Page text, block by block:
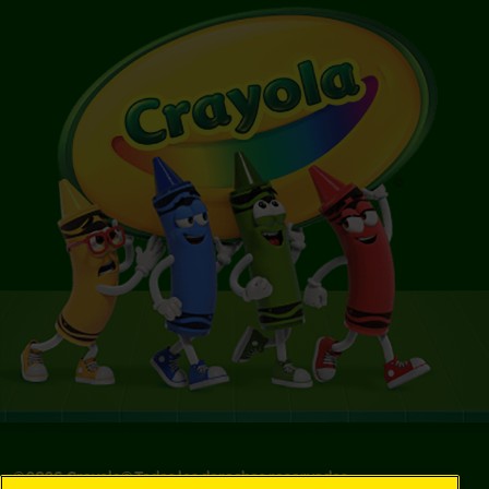
©2026Crayola® Todos los derechos reservados.